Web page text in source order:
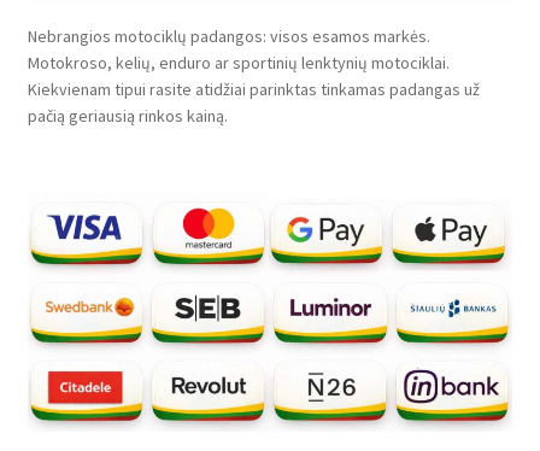
Nebrangios motociklų padangos: visos esamos markės.
Motokroso, kelių, enduro ar sportinių lenktynių motociklai.
Kiekvienam tipui rasite atidžiai parinktas tinkamas padangas už
pačią geriausią rinkos kainą.